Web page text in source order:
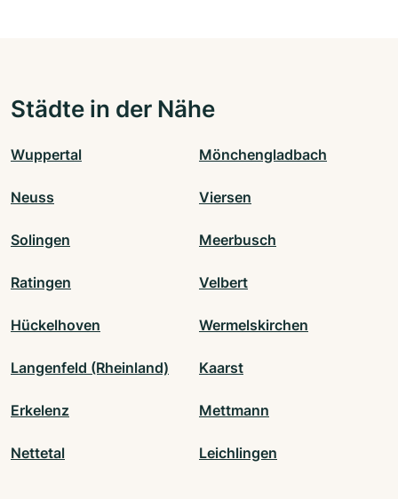
Städte in der Nähe
Wuppertal Mönchengladbach
Neuss Viersen
Solingen Meerbusch
Ratingen Velbert
Hückelhoven Wermelskirchen
Langenfeld (Rheinland) Kaarst
Erkelenz Mettmann
Nettetal Leichlingen